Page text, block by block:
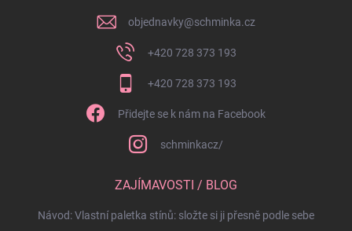
objednavky@schminka.cz
+420 728 373 193
+420 728 373 193
Přidejte se k nám na Facebook
schminkacz/
ZAJÍMAVOSTI / BLOG
Návod: Vlastní paletka stínů: složte si ji přesně podle sebe